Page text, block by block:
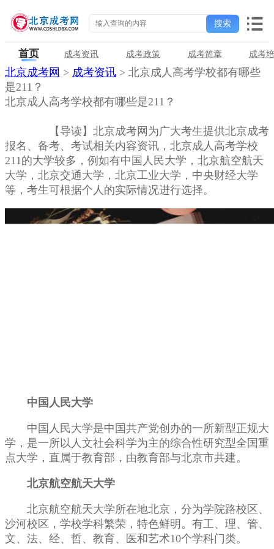
首页 成考资讯 成考政策 成考简章 成考
北京成考网 > 成考资讯 > 北京成人高考学校都有哪些
是211？
北京成人高考学校都有哪些是211？
【导读】北京成考网为广大考生提供北京成考
报名、备考、考试相关内容资讯，北京成人高考学校
211的大学较多，例如有中国人民大学，北京航空航天
大学，北京交通大学，北京工业大学，中央财经大学
等，考生可根据个人的实际情况进行选择。
中国人民大学
中国人民大学是中国共产党创办的一所新型正规大
学，是一所以人文社会科学为主的综合性研究型全国重
点大学，直属于教育部，由教育部与北京市共建。
北京航空航天大学
北京航空航天大学所在地北京，分为学院路校区、
沙河校区，学校学科繁荣，特色鲜明。有工、理、管、
文、法、经、哲、教育、医和艺术10个学科门类。